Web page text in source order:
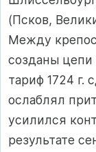
(Псков,
Между
созданы цепи
тариф 1724
ослаблял
усилился
результате